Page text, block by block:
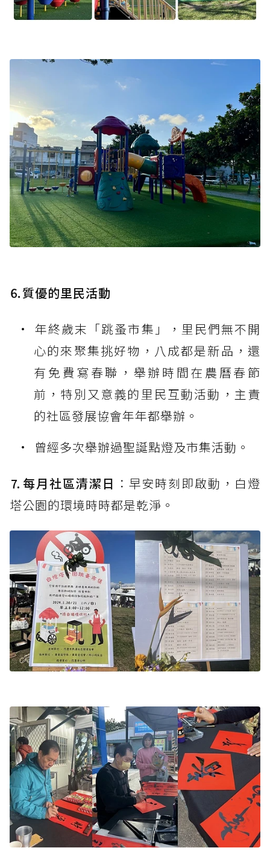
⒍質優的里民活動
年終歲末「跳蚤市集」，里民們無不開
心的來聚集挑好物，八成都是新品，還
有免費寫春聯，舉辦時間在農曆春節
前，特別又意義的里民互動活動，主責
的社區發展協會年年都舉辦。
曾經多次舉辦過聖誕點燈及市集活動。
⒎每月社區清潔日 ：早安時刻即啟動，白燈
塔公園的環境時時都是乾淨。